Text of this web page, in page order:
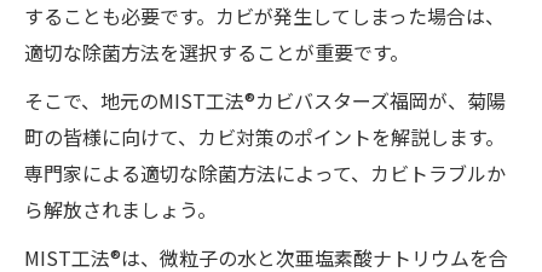
することも必要です。カビが発生してしまった場合は、
適切な除菌方法を選択することが重要です。
そこで、地元のMIST工法®カビバスターズ福岡が、菊陽
町の皆様に向けて、カビ対策のポイントを解説します。
専門家による適切な除菌方法によって、カビトラブルか
ら解放されましょう。
MIST工法®は、微粒子の水と次亜塩素酸ナトリウムを合